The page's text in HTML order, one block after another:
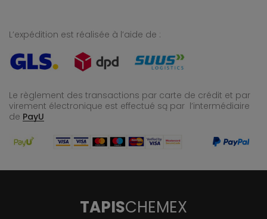
L’expédition est réalisée à l’aide de :
Le règlement des transactions par carte de crédit et par
virement électronique est effectué są par l’intermédiaire
de PayU
TAPISCHEMEX